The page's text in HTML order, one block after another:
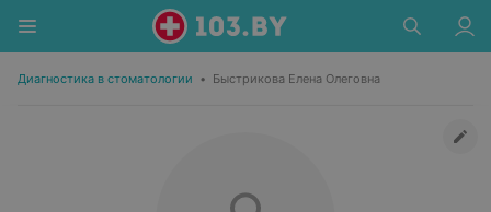
Диагностика в стоматологии • Быстрикова Елена Олеговна